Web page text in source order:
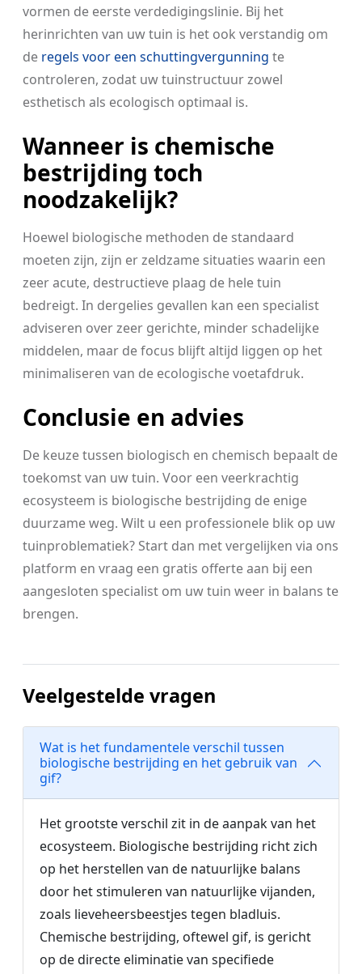
vormen de eerste verdedigingslinie. Bij het
herinrichten van uw tuin is het ook verstandig om
de regels voor een schuttingvergunning te
controleren, zodat uw tuinstructuur zowel
esthetisch als ecologisch optimaal is.
Wanneer is chemische
bestrijding toch
noodzakelijk?
Hoewel biologische methoden de standaard
moeten zijn, zijn er zeldzame situaties waarin een
zeer acute, destructieve plaag de hele tuin
bedreigt. In dergelies gevallen kan een specialist
adviseren over zeer gerichte, minder schadelijke
middelen, maar de focus blijft altijd liggen op het
minimaliseren van de ecologische voetafdruk.
Conclusie en advies
De keuze tussen biologisch en chemisch bepaalt de
toekomst van uw tuin. Voor een veerkrachtig
ecosysteem is biologische bestrijding de enige
duurzame weg. Wilt u een professionele blik op uw
tuinproblematiek? Start dan met vergelijken via ons
platform en vraag een gratis offerte aan bij een
aangesloten specialist om uw tuin weer in balans te
brengen.
Veelgestelde vragen
Wat is het fundamentele verschil tussen
biologische bestrijding en het gebruik van
gif?
Het grootste verschil zit in de aanpak van het
ecosysteem. Biologische bestrijding richt zich
op het herstellen van de natuurlijke balans
door het stimuleren van natuurlijke vijanden,
zoals lieveheersbeestjes tegen bladluis.
Chemische bestrijding, oftewel gif, is gericht
op de directe eliminatie van specifiede